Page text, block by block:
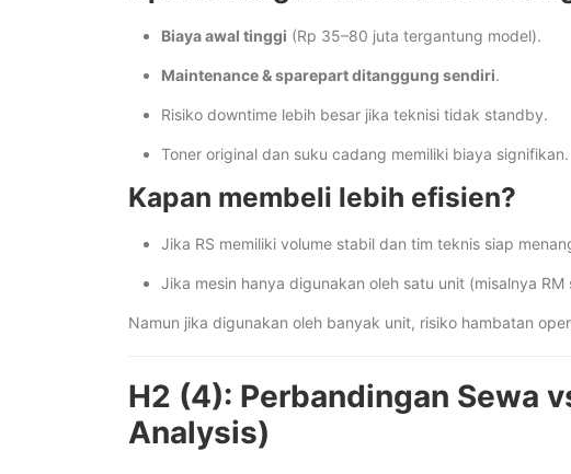
Biaya awal tinggi (Rp 35–80 juta tergantung model).
Maintenance & sparepart ditanggung sendiri.
Risiko downtime lebih besar jika teknisi tidak standby.
Toner original dan suku cadang memiliki biaya signifikan.
Kapan membeli lebih efisien?
Jika RS memiliki volume stabil dan tim teknis siap
Jika mesin hanya digunakan oleh satu unit (misalnya RM
Namun jika digunakan oleh banyak unit, risiko hambatan
H2 (4): Perbandingan Sewa
Analysis)